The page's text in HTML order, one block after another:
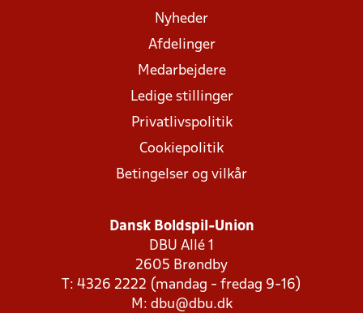
Nyheder
Afdelinger
Medarbejdere
Ledige stillinger
Privatlivspolitik
Cookiepolitik
Betingelser og vilkår
Dansk Boldspil-Union
DBU Allé 1
2605 Brøndby
T: 4326 2222 (mandag - fredag 9-16)
M: dbu@dbu.dk